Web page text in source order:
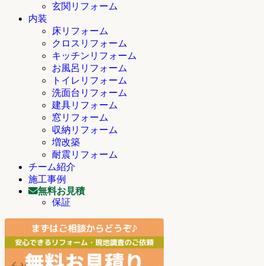
玄関リフォーム
内装
床リフォーム
クロスリフォーム
キッチンリフォーム
お風呂リフォーム
トイレリフォーム
洗面台リフォーム
建具リフォーム
窓リフォーム
収納リフォーム
増改築
耐震リフォーム
チーム紹介
施工事例
無料お見積
保証